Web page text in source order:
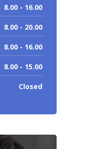
8.00 - 16.00
8.00 - 20.00
8.00 - 16.00
8.00 - 15.00
Closed